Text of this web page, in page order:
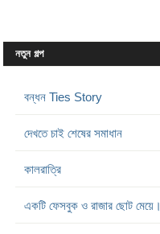
নতুন গল্প
বন্ধন Ties Story
দেখতে চাই শেষের সমাধান
কালরাত্রি
একটি ফেসবুক ও রাজার ছোট মেয়ে।